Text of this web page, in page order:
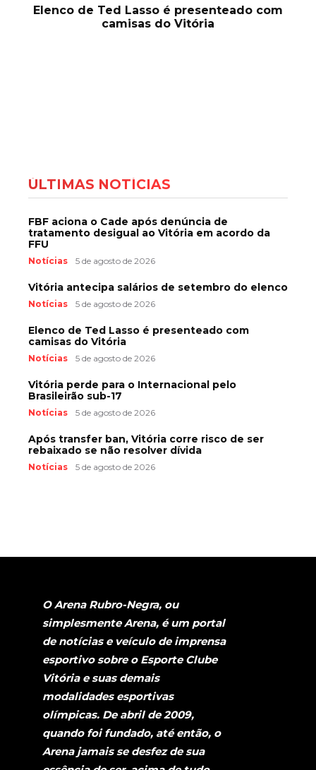
Elenco de Ted Lasso é presenteado com
camisas do Vitória
ÚLTIMAS NOTÍCIAS
FBF aciona o Cade após denúncia de
tratamento desigual ao Vitória em acordo da
FFU
Notícias 5 de agosto de 2026
Vitória antecipa salários de setembro do elenco
Notícias 5 de agosto de 2026
Elenco de Ted Lasso é presenteado com
camisas do Vitória
Notícias 5 de agosto de 2026
Vitória perde para o Internacional pelo
Brasileirão sub-17
Notícias 5 de agosto de 2026
Após transfer ban, Vitória corre risco de ser
rebaixado se não resolver dívida
Notícias 5 de agosto de 2026
O Arena Rubro-Negra, ou
simplesmente Arena, é um portal
de notícias e veículo de imprensa
esportivo sobre o Esporte Clube
Vitória e suas demais
modalidades esportivas
olímpicas. De abril de 2009,
quando foi fundado, até então, o
Arena jamais se desfez de sua